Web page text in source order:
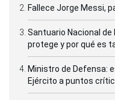
Fallece Jorge Messi,
Santuario Nacional
protege y por qué es
Ministro de Defensa:
Ejército a puntos